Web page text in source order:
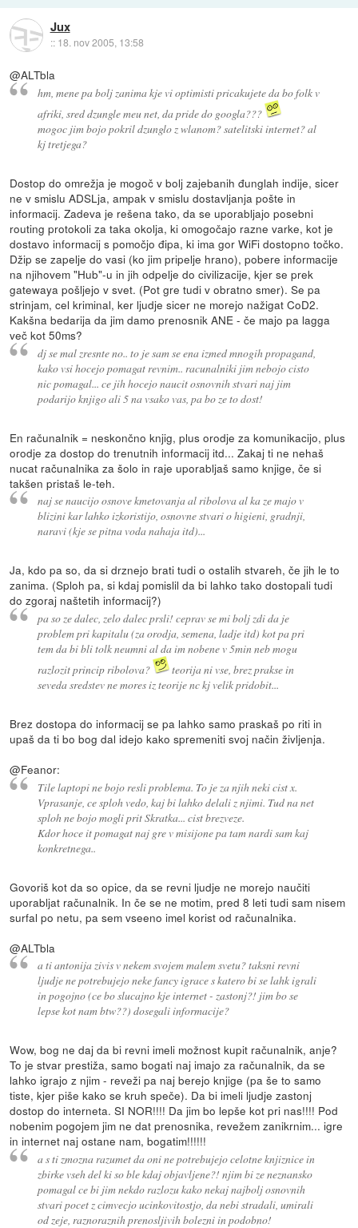
Jux
:: 18. nov 2005, 13:58
@ALTbla
hm, mene pa bolj zanima kje vi optimisti pricakujete da bo folk v
afriki, sred dzungle meu net, da pride do googla???
mogoc jim bojo pokril dzunglo z wlanom? satelitski internet? al
kj tretjega?
Dostop do omrežja je mogoč v bolj zajebanih đunglah indije, sicer
ne v smislu ADSLja, ampak v smislu dostavljanja pošte in
informacij. Zadeva je rešena tako, da se uporabljajo posebni
routing protokoli za taka okolja, ki omogočajo razne varke, kot je
dostavo informacij s pomočjo đipa, ki ima gor WiFi dostopno točko.
Džip se zapelje do vasi (ko jim pripelje hrano), pobere informacije
na njihovem "Hub"-u in jih odpelje do civilizacije, kjer se prek
gatewaya pošljejo v svet. (Pot gre tudi v obratno smer). Se pa
strinjam, cel kriminal, ker ljudje sicer ne morejo nažigat CoD2.
Kakšna bedarija da jim damo prenosnik ANE - če majo pa lagga
več kot 50ms?
dj se mal zresnte no.. to je sam se ena izmed mnogih propagand,
kako vsi hocejo pomagat revnim.. racunalniki jim nebojo cisto
nic pomagal... ce jih hocejo naucit osnovnih stvari naj jim
podarijo knjigo ali 5 na vsako vas, pa bo ze to dost!
En računalnik = neskončno knjig, plus orodje za komunikacijo, plus
orodje za dostop do trenutnih informacij itd... Zakaj ti ne nehaš
nucat računalnika za šolo in raje uporabljaš samo knjige, če si
takšen pristaš le-teh.
naj se naucijo osnove kmetovanja al ribolova al ka ze majo v
blizini kar lahko izkoristijo, osnovne stvari o higieni, gradnji,
naravi (kje se pitna voda nahaja itd)...
Ja, kdo pa so, da si drznejo brati tudi o ostalih stvareh, če jih le to
zanima. (Sploh pa, si kdaj pomislil da bi lahko tako dostopali tudi
do zgoraj naštetih informacij?)
pa so ze dalec, zelo dalec prsli! ceprav se mi bolj zdi da je
problem pri kapitalu (za orodja, semena, ladje itd) kot pa pri
tem da bi bli tolk neumni al da im nobene v 5min neb mogu
razlozit princip ribolova?
teorija ni vse, brez prakse in
seveda sredstev ne mores iz teorije nc kj velik pridobit...
Brez dostopa do informacij se pa lahko samo praskaš po riti in
upaš da ti bo bog dal idejo kako spremeniti svoj način življenja.
@Feanor:
Tile laptopi ne bojo resli problema. To je za njih neki cist x.
Vprasanje, ce sploh vedo, kaj bi lahko delali z njimi. Tud na net
sploh ne bojo mogli prit Skratka... cist brezveze.
Kdor hoce it pomagat naj gre v misijone pa tam nardi sam kaj
konkretnega..
Govoriš kot da so opice, da se revni ljudje ne morejo naučiti
uporabljat računalnik. In če se ne motim, pred 8 leti tudi sam nisem
surfal po netu, pa sem vseeno imel korist od računalnika.
@ALTbla
a ti antonija zivis v nekem svojem malem svetu? taksni revni
ljudje ne potrebujejo neke fancy igrace s katero bi se lahk igrali
in pogojno (ce bo slucajno kje internet - zastonj?! jim bo se
lepse kot nam btw??) dosegali informacije?
Wow, bog ne daj da bi revni imeli možnost kupit računalnik, anje?
To je stvar prestiža, samo bogati naj imajo za računalnik, da se
lahko igrajo z njim - reveži pa naj berejo knjige (pa še to samo
tiste, kjer piše kako se kruh speče). Da bi imeli ljudje zastonj
dostop do interneta. SI NOR!!!! Da jim bo lepše kot pri nas!!!! Pod
nobenim pogojem jim ne dat prenosnika, revežem zanikrnim... igre
in internet naj ostane nam, bogatim!!!!!!
a s ti zmozna razumet da oni ne potrebujejo celotne knjiznice in
zbirke vseh del ki so ble kdaj objavljene?! njim bi ze neznansko
pomagal ce bi jim nekdo razlozu kako nekaj najbolj osnovnih
stvari pocet z cimvecjo ucinkovitostjo, da nebi stradali, umirali
od zeje, raznoraznih prenosljivih bolezni in podobno!